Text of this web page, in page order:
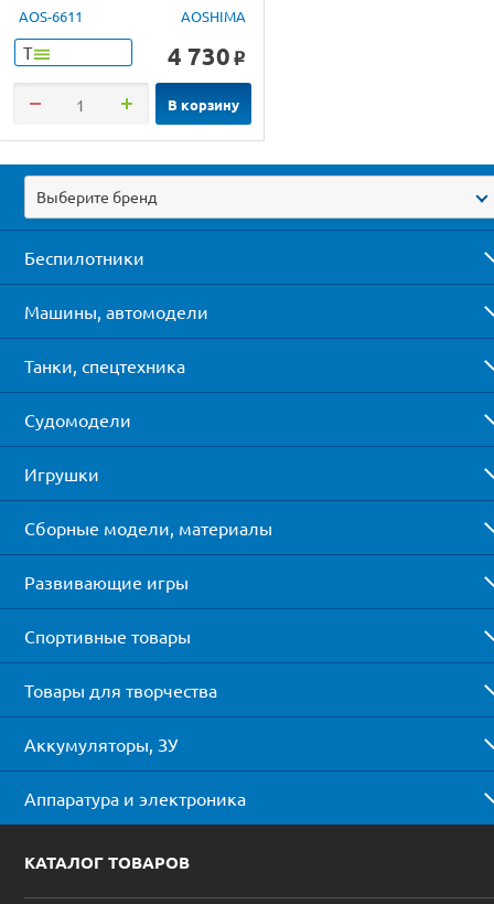
AOS-6611 AOSHIMA
Т 4 730 o
В корзину
Выберите бренд
Беспилотники
Машины, автомодели
Танки, спецтехника
Судомодели
Игрушки
Сборные модели, материалы
Развивающие игры
Спортивные товары
Товары для творчества
Аккумуляторы, ЗУ
Аппаратура и электроника
КАТАЛОГ ТОВАРОВ